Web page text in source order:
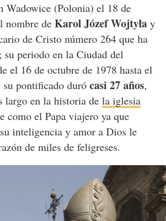
Wadowice (Polonia) el 18 de
nombre de Karol Józef Wojtyłay
de Cristo número 264 que ha
su periodo en la Ciudad del
el 16 de octubre de 1978 hasta el
pontificado duró casi 27 años,
largo en la historia de la iglesia
como el Papa viajero ya que
inteligencia y amor a Dios le
de miles de feligreses.